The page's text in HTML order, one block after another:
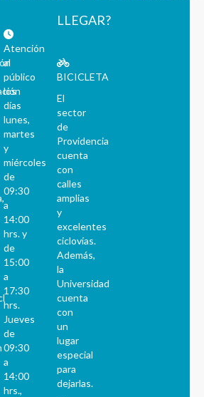
Atención
al
público
los
días
lunes,
martes
y
miércoles
de
09:30
a
14:00
hrs. y
de
15:00
a
17:30
hrs.
Jueves
de
09:30
a
14:00
hrs.,
LLEGAR?
BICICLETA
El
sector
de
Providencia
cuenta
con
calles
amplias
y
excelentes
ciclovías.
Además,
la
Universidad
cuenta
con
un
lugar
especial
para
dejarlas.